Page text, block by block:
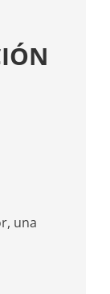
una